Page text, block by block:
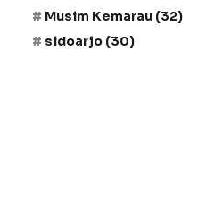
Musim Kemarau (32)
sidoarjo (30)